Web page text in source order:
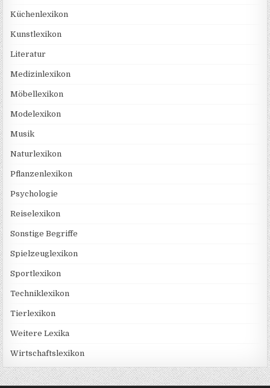
Küchenlexikon
Kunstlexikon
Literatur
Medizinlexikon
Möbellexikon
Modelexikon
Musik
Naturlexikon
Pflanzenlexikon
Psychologie
Reiselexikon
Sonstige Begriffe
Spielzeuglexikon
Sportlexikon
Techniklexikon
Tierlexikon
Weitere Lexika
Wirtschaftslexikon